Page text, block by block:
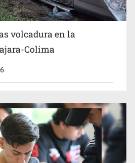
prisión a hombre por intentar
volcadura en la
Colima